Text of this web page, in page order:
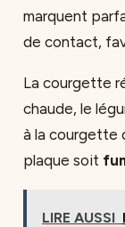
marquent
de contact,
La courgette
chaude, le
à la courgette
plaque soit
LIRE AUSSI